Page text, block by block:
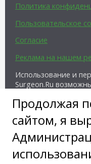
Продолжая
сайтом, я
Политика
Пользовательское
Согласие
Реклама на нашем
Использование и
Surgeon.Ru
активной ссылки на